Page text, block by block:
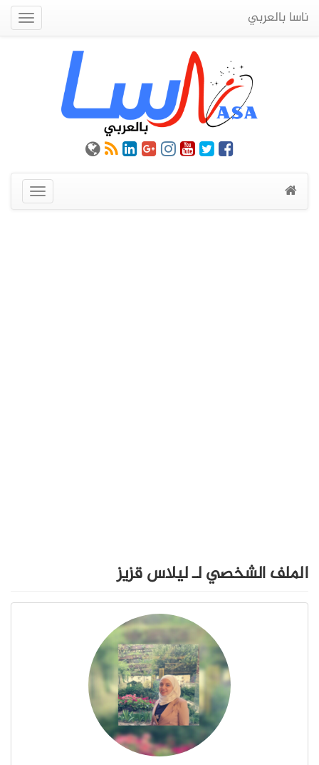
ناسا بالعربي
عرض
القائمة
الملف الشخصي لـ ليلاس قزيز